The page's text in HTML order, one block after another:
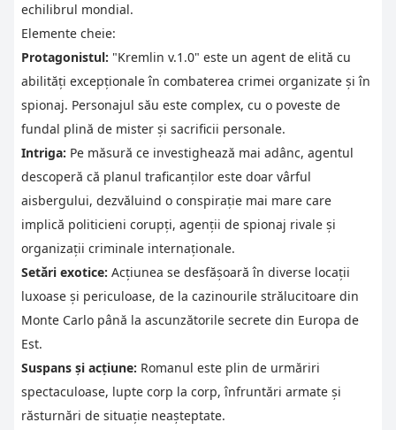
echilibrul mondial.
Elemente cheie:
Protagonistul: "Kremlin v.1.0" este un agent de elită cu
abilități excepționale în combaterea crimei organizate și în
spionaj. Personajul său este complex, cu o poveste de
fundal plină de mister și sacrificii personale.
Intriga: Pe măsură ce investighează mai adânc, agentul
descoperă că planul traficanților este doar vârful
aisbergului, dezvăluind o conspirație mai mare care
implică politicieni corupți, agenții de spionaj rivale și
organizații criminale internaționale.
Setări exotice: Acțiunea se desfășoară în diverse locații
luxoase și periculoase, de la cazinourile strălucitoare din
Monte Carlo până la ascunzătorile secrete din Europa de
Est.
Suspans și acțiune: Romanul este plin de urmăriri
spectaculoase, lupte corp la corp, înfruntări armate și
răsturnări de situație neașteptate.